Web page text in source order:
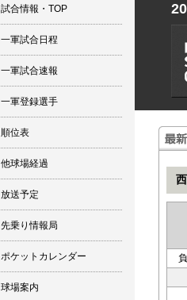
試合情報・TOP
一軍試合日程
一軍試合速報
一軍登録選手
順位表
他球場経過
放送予定
先乗り情報局
ポケットカレンダー
球場案内
負